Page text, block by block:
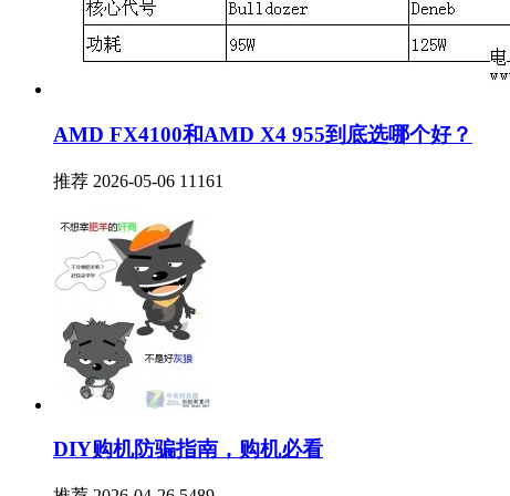
AMD FX4100和AMD X4 955到底选哪个好？
推荐 2026-05-06 11161
DIY购机防骗指南，购机必看